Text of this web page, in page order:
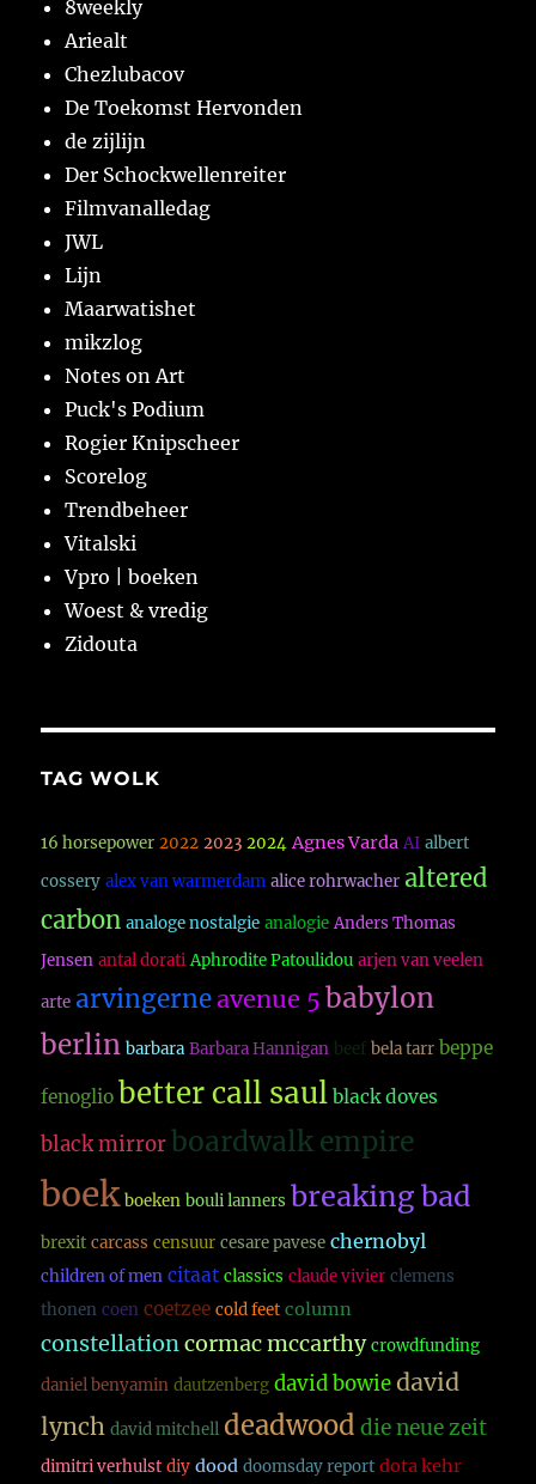
8weekly
Ariealt
Chezlubacov
De Toekomst Hervonden
de zijlijn
Der Schockwellenreiter
Filmvanalledag
JWL
Lijn
Maarwatishet
mikzlog
Notes on Art
Puck's Podium
Rogier Knipscheer
Scorelog
Trendbeheer
Vitalski
Vpro | boeken
Woest & vredig
Zidouta
TAG WOLK
16 horsepower 2022 2023 2024 Agnes Varda AI albert
cossery alex van warmerdam alice rohrwacher altered
carbon analoge nostalgie analogie Anders Thomas
Jensen antal dorati Aphrodite Patoulidou arjen van veelen
arte arvingerne avenue 5 babylon
berlin barbara Barbara Hannigan beef bela tarr beppe
fenoglio better call saul black doves
black mirror boardwalk empire
boek boeken bouli lanners breaking bad
brexit carcass censuur cesare pavese chernobyl
children of men citaat classics claude vivier clemens
thonen coen coetzee cold feet column
constellationcormac mccarthy crowdfunding
daniel benyamin dautzenberg david bowie david
lynch david mitchell deadwood die neue zeit
dimitri verhulst diy dood doomsday report dota kehr